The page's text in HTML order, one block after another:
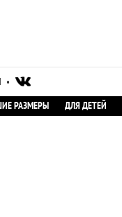
•
РАЗМЕРЫ ДЛЯ ДЕТЕЙ